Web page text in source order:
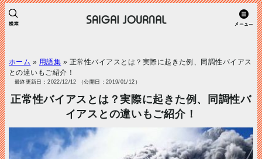
ホーム » 用語集 » 正常性バイアスとは？実際に起きた例、同調性バイアス
との違いもご紹介！
最終更新日：2022/12/12 （公開日：2019/01/12）
正常性バイアスとは？実際に起きた例、同調性バ
イアスとの違いもご紹介！